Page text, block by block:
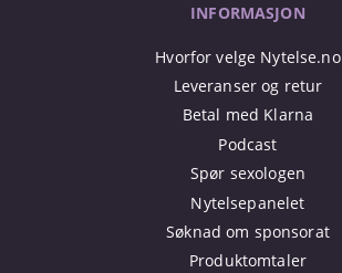
INFORMASJON
Hvorfor velge Nytelse.no
Leveranser og retur
Betal med Klarna
Podcast
Spør sexologen
Nytelsepanelet
Søknad om sponsorat
Produktomtaler